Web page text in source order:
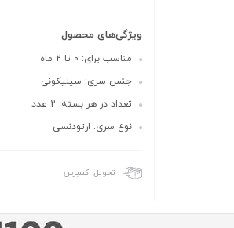
ویژگی‌های محصول
مناسب برای: 0 تا 2 ماه
جنس سری: سیلیکونی
تعداد در هر بسته: 2 عدد
نوع سری: ارتودنسی
تحویل اکسپرس